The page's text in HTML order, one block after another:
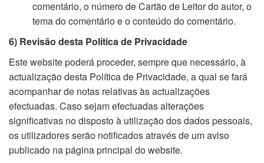
comentário, o número de Cartão de Leitor do autor, o
tema do comentário e o conteúdo do comentário.
6) Revisão desta Política de Privacidade
Este website poderá proceder, sempre que necessário, à
actualização desta Política de Privacidade, a qual se fará
acompanhar de notas relativas às actualizações
efectuadas. Caso sejam efectuadas alterações
significativas no disposto à utilização dos dados pessoais,
os utilizadores serão notificados através de um aviso
publicado na página principal do website.